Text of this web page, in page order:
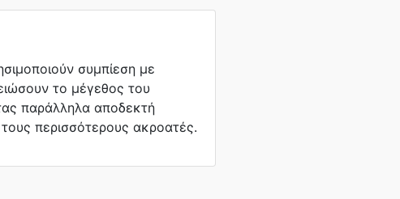
συμπίεση με
το μέγεθος του
παράλληλα αποδεκτή
περισσότερους ακροατές.